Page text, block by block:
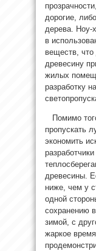
дорогие,
дерева. Ноу-
в
веществ, что
древесину
жилых
разработку
Помимо
пропускать
экономить
древесины.
ниже, чем у
одной
сохранению
зимой, с
жаркое